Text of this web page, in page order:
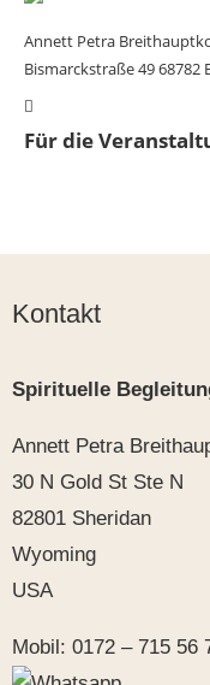
Annett Petra Breithaupt
Bismarckstraße 49
Für die
Kontakt
Spirituelle
Annett Petra
30 N Gold St Ste N
82801 Sheridan
Wyoming
USA
Mobil: 0172 – 715 56